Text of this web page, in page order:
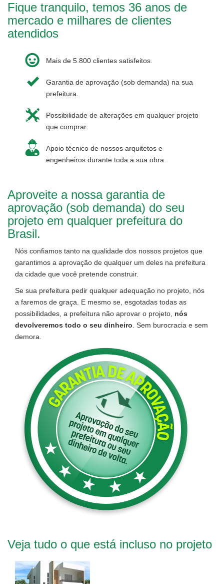
Fique tranquilo, temos 36 anos de
mercado e milhares de clientes
atendidos
Mais de 5.800 clientes satisfeitos.
Garantia de aprovação (sob demanda) na sua
prefeitura.
Possibilidade de alterações em qualquer projeto
que comprar.
Apoio técnico de nossos arquitetos e
engenheiros durante toda a sua obra.
Aproveite a nossa garantia de
aprovação (sob demanda) do seu
projeto em qualquer prefeitura do
Brasil.
Nós confiamos tanto na qualidade dos nossos projetos que
garantimos a aprovação de qualquer um deles na prefeitura
da cidade que você pretende construir.
Se sua prefeitura pedir qualquer adequação no projeto, nós
a faremos de graça. E mesmo se, esgotadas todas as
possibilidades, a prefeitura não aprovar o projeto, nós
devolveremos todo o seu dinheiro . Sem burocracia e sem
demora.
Veja tudo o que está incluso no projeto